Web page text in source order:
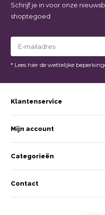
Schrijf je in voor onze
shoptegoed
* Lees hier de wettelijke
Klantenservice
Mijn account
Categorieën
Contact